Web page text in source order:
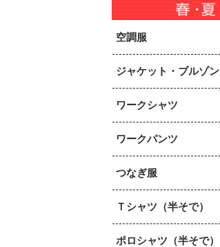
空調服
ジャケット・ブルゾン
ワークシャツ
ワークパンツ
つなぎ服
Ｔシャツ（半そで）
ポロシャツ（半そで）